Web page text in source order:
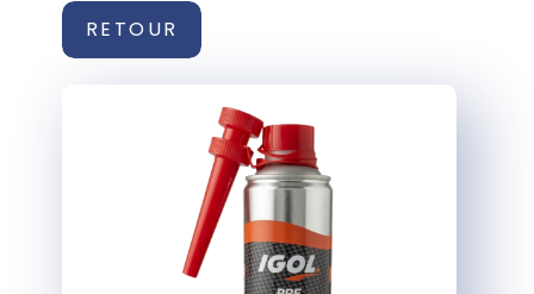
RETOUR